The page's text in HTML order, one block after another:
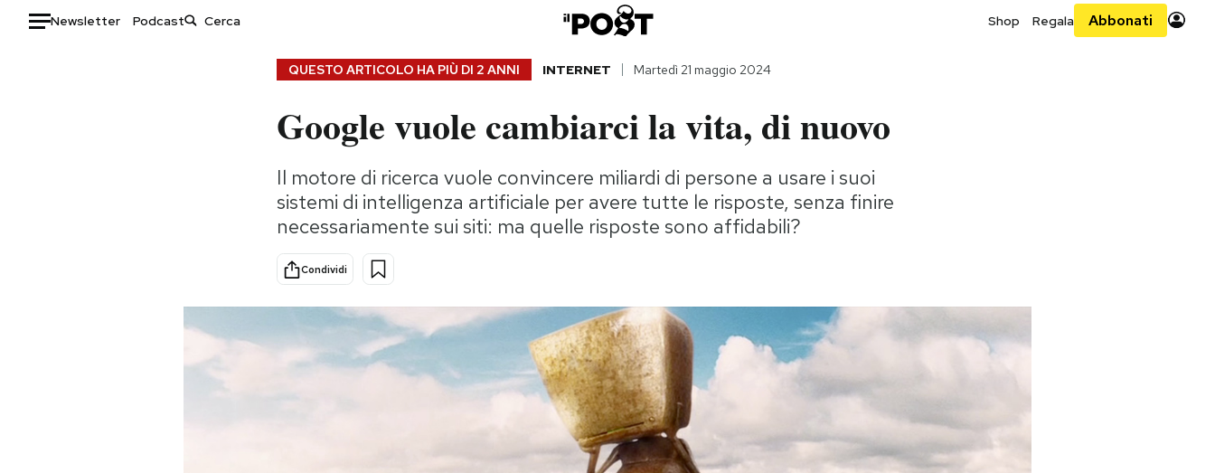
Newsletter Podcast Shop Regala Abbonati
Consumismi
Storie/Idee
Ok Boomer!
Europa
Mondiali calcio 2026
QUESTO ARTICOLO HA PIÙ DI 2 ANNI INTERNET Martedì 21 maggio 2024
Google vuole cambiarci la vita, di nuovo
Il motore di ricerca vuole convincere miliardi di persone a usare i suoi
sistemi di intelligenza artificiale per avere tutte le risposte, senza finire
necessariamente sui siti: ma quelle risposte sono affidabili?
Condividi